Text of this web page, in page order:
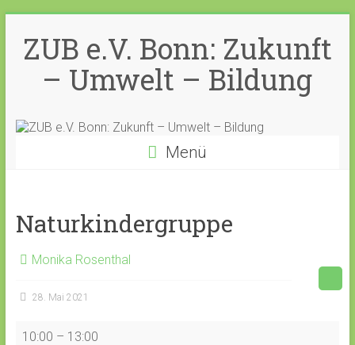
Inhalt
springen
ZUB e.V. Bonn: Zukunft
– Umwelt – Bildung
Menü
Naturkindergruppe
Monika Rosenthal
28. Mai 2021
Naturkindergruppe
10:00 – 13:00